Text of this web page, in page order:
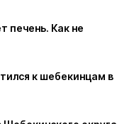
печень. Как не
к шебекинцам в